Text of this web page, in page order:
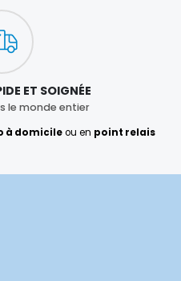
ET SOIGNÉE
le monde entier
à domicileou en point relais